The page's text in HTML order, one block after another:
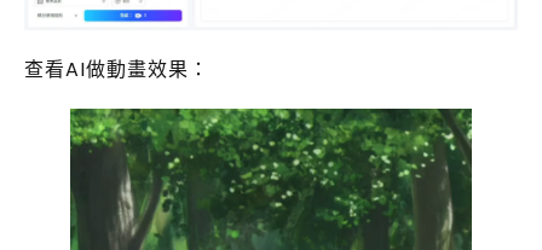
查看AI做動畫效果：